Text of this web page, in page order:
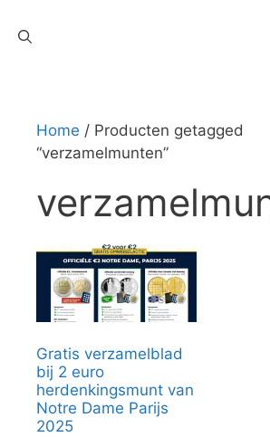
Home / Producten getagged
“verzamelmunten”
Gratis verzamelblad
bij 2 euro
herdenkingsmunt van
Notre Dame Parijs
2025